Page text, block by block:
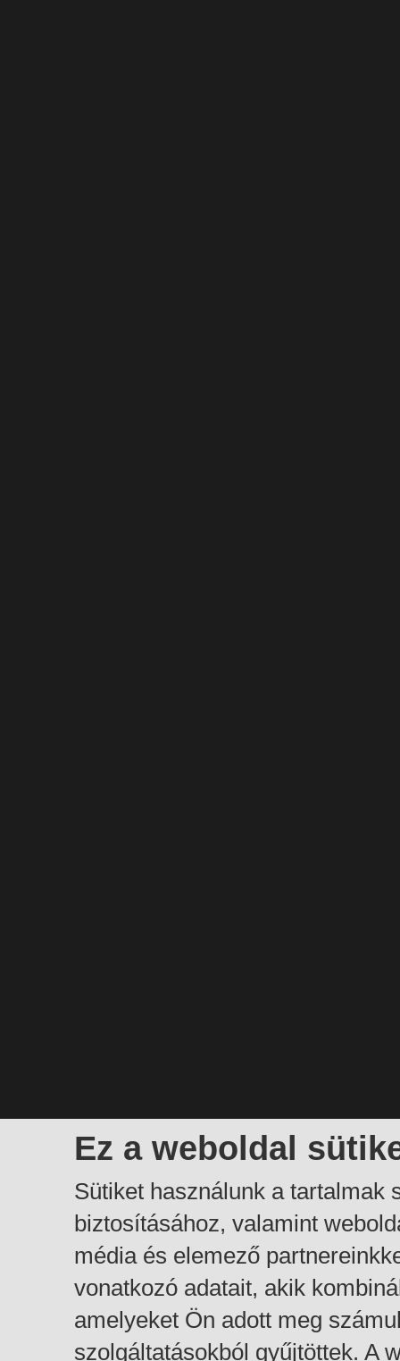
Ez a weboldal
Sütiket használunk a tartalmak
biztosításához, valamint
média és elemező
vonatkozó adatait, akik
amelyeket Ön adott meg
szolgáltatásokból gyűjtöttek. A